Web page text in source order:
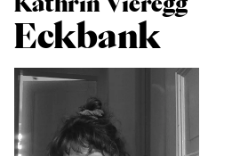
Eckbank